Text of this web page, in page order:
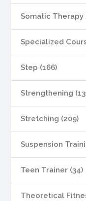
Somatic Therapy
Specialized
Step (166)
Strengthening
Stretching (209)
Suspension
Teen Trainer (34)
Theoretical